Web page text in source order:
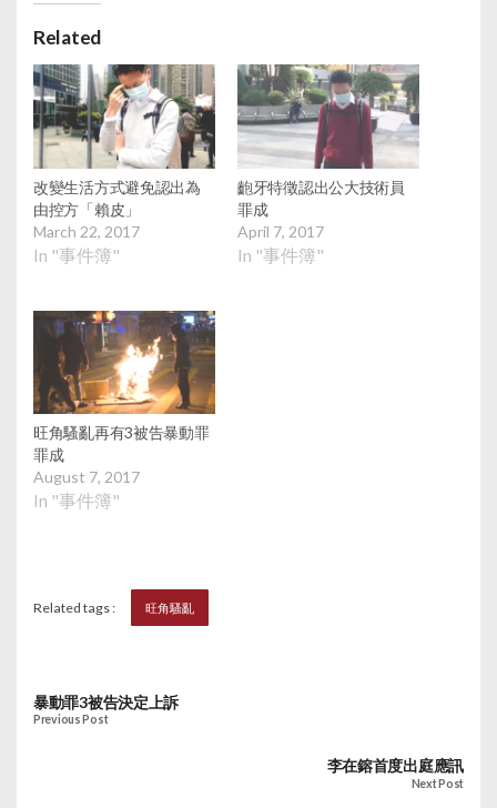
Related
改變生活方式避免認出為
由控方「賴皮」
March 22, 2017
In "事件簿"
齙牙特徵認出公大技術員
罪成
April 7, 2017
In "事件簿"
旺角騷亂再有3被告暴動罪
罪成
August 7, 2017
In "事件簿"
Related tags : 旺角騷亂
暴動罪3被告決定上訴
Previous Post
李在鎔首度出庭應訊
Next Post